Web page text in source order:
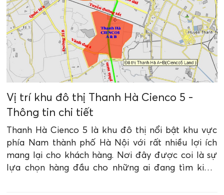
Vị trí khu đô thị Thanh Hà Cienco 5 -
Thông tin chi tiết
Thanh Hà Cienco 5 là khu đô thị nổi bật khu vực
phía Nam thành phố Hà Nội với rất nhiều lợi ích
mang lại cho khách hàng. Nơi đây được coi là sự
lựa chọn hàng đầu cho những ai đang tìm kiếm